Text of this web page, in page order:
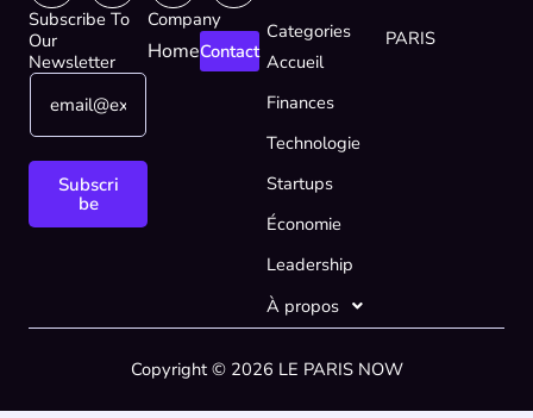
Subscribe To
Our
Newsletter
E
a
m
E
a
Subscri
be
Company
HomeContact
Categories
Accueil
Finances
Technologie
Startups
Économie
Leadership
À propos
PARIS
Copyright © 2026 LE PARIS NOW